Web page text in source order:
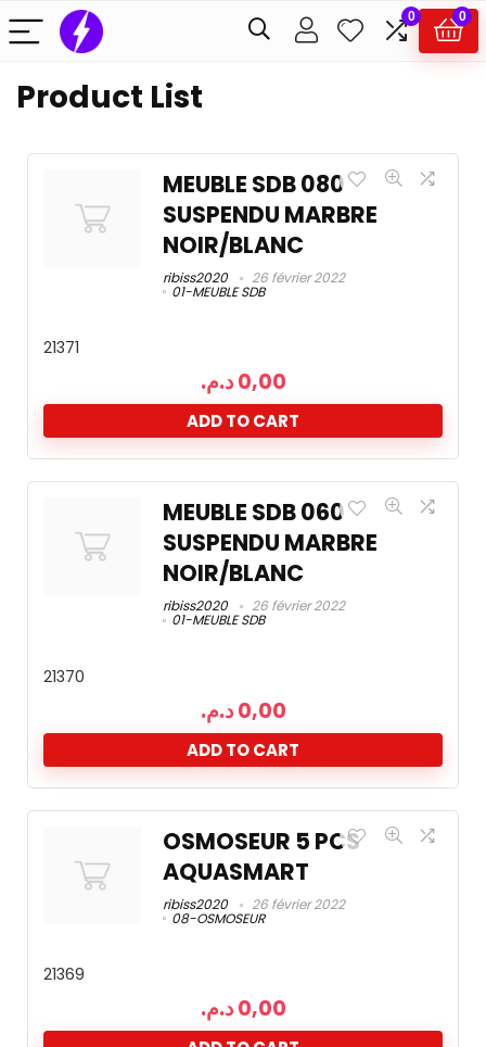
0 0
Product List
MEUBLE SDB 080
SUSPENDU MARBRE
NOIR/BLANC
ribiss2020 26 février 2022
01-MEUBLE SDB
21371
0,00 د.م.
ADD TO CART
MEUBLE SDB 060
SUSPENDU MARBRE
NOIR/BLANC
ribiss2020 26 février 2022
01-MEUBLE SDB
21370
0,00 د.م.
ADD TO CART
OSMOSEUR 5 PCS
AQUASMART
ribiss2020 26 février 2022
08-OSMOSEUR
21369
0,00 د.م.